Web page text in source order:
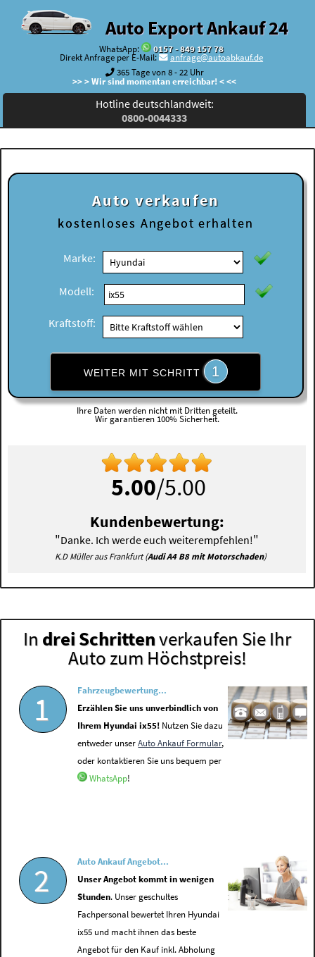
Auto Export Ankauf 24
WhatsApp:
0157 - 849 157 78
Direkt Anfrage per E-Mail:
anfrage@autoabkauf.de
365 Tage von 8 - 22 Uhr
>> > Wir sind momentan erreichbar! < <<
Hotline deutschlandweit:
0800-0044333
Auto verkaufen
kostenloses Angebot erhalten
Marke:
Modell:
Kraftstoff:
WEITER MIT SCHRITT 1
Ihre Daten werden nicht mit Dritten geteilt.
Wir garantieren 100% Sicherheit.
5.00/5.00
Kundenbewertung:
"Danke. Ich werde euch weiterempfehlen!"
K.D Müller aus Frankfurt (Audi A4 B8 mit Motorschaden)
In drei Schrittenverkaufen Sie Ihr
Auto zum Höchstpreis!
1
Fahrzeugbewertung...
Erzählen Sie uns unverbindlich von
Ihrem Hyundai ix55! Nutzen Sie dazu
entweder unserAuto Ankauf Formular,
oder kontaktieren Sie uns bequem per
WhatsApp!
2
Auto Ankauf Angebot...
Unser Angebot kommt in wenigen
Stunden. Unser geschultes
Fachpersonal bewertet Ihren Hyundai
ix55 und macht ihnen das beste
Angebot für den Kauf inkl. Abholung